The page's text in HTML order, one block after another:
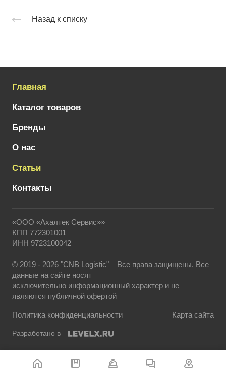
Назад к списку
Главная
Каталог товаров
Бренды
О нас
Статьи
Контакты
«ООО «Ахалтек Сервис»»
КПП 772301001
ИНН 9723100042
© 2019 - 2026 "CNB Logistic" – Все права защищены. Все
данные на сайте носят
исключительно информационный характер и не
являются публичной офертой
Политика конфиденциальности Карта сайта
Разработано в